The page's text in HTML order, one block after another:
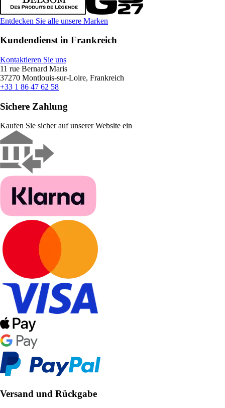
Entdecken Sie alle unsere Marken
Kundendienst in Frankreich
Kontaktieren Sie uns
11 rue Bernard Maris
37270 Montlouis-sur-Loire, Frankreich
+33 1 86 47 62 58
Sichere Zahlung
Kaufen Sie sicher auf unserer Website ein
Versand und Rückgabe